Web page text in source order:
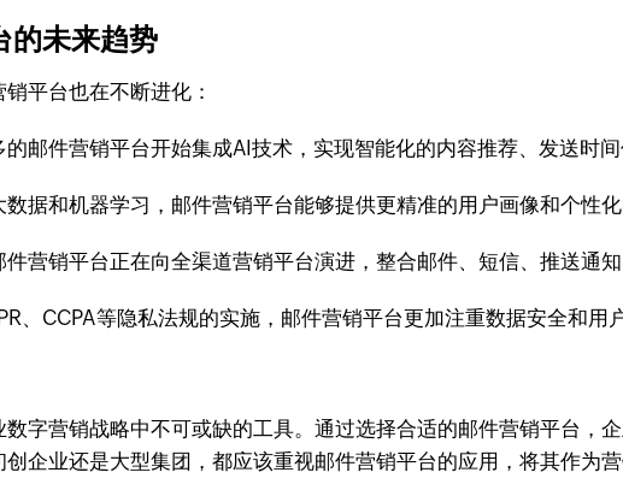
的未来趋势
平台也在不断进化：
的邮件营销平台开始集成AI技术，实现智能化的内容推荐、发送时间
数据和机器学习，邮件营销平台能够提供更精准的用户画像和个性化
件营销平台正在向全渠道营销平台演进，整合邮件、短信、推送通
、CCPA等隐私法规的实施，邮件营销平台更加注重数据安全和用
字营销战略中不可或缺的工具。通过选择合适的邮件营销平台，
企业还是大型集团，都应该重视邮件营销平台的应用，将其作为营